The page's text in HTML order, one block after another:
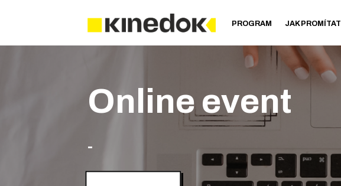
PROGRAM JAK PROMÍTAT
Online event
-